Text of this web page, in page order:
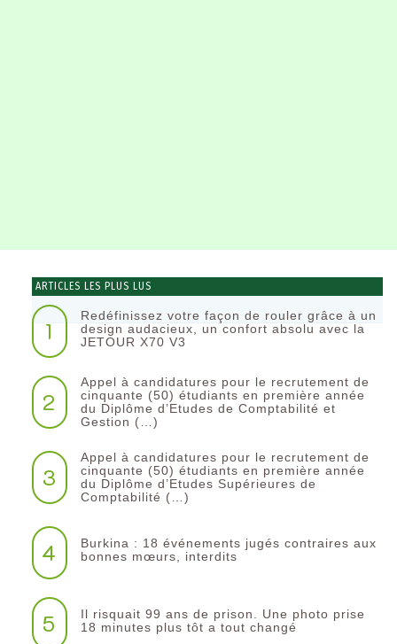
ARTICLES LES PLUS LUS
1
Redéfinissez votre façon de rouler grâce à un
design audacieux, un confort absolu avec la
JETOUR X70 V3
2
Appel à candidatures pour le recrutement de
cinquante (50) étudiants en première année
du Diplôme d’Etudes de Comptabilité et
Gestion (…)
3
Appel à candidatures pour le recrutement de
cinquante (50) étudiants en première année
du Diplôme d’Etudes Supérieures de
Comptabilité (…)
4
Burkina : 18 événements jugés contraires aux
bonnes mœurs, interdits
5
Il risquait 99 ans de prison. Une photo prise
18 minutes plus tôt a tout changé